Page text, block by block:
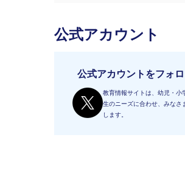
公式アカウント
公式アカウントをフォロ
教育情報サイトは、幼児・小
生のニーズに合わせ、みなさ
します。